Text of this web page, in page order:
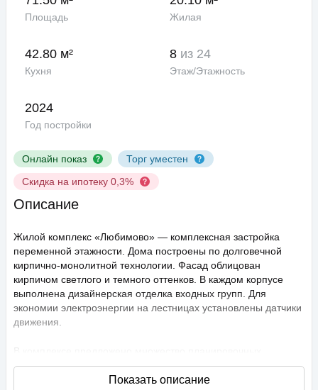
Онлайн показ
Торг уместен
Скидка на ипотеку 0,3%
Площадь Жилая
42.80 м²
Кухня
8 из 24
Этаж/Этажность
2024
Год постройки
Описание
Жилой комплекс «Любимово» — комплексная застройка
переменной этажности. Дома построены по долговечной
кирпично-монолитной технологии. Фасад облицован
кирпичом светлого и темного оттенков. В каждом корпусе
выполнена дизайнерская отделка входных групп. Для
экономии электроэнергии на лестницах установлены датчики
движения.
решений: в наличии квартиры, как классического типа, так и
европланировки. Они сдаются с подчистовой отделкой,